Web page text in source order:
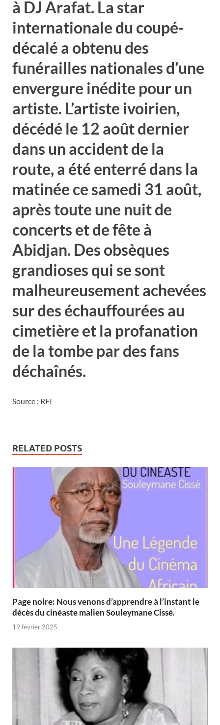
à DJ Arafat. La star
internationale du coupé-
décalé a obtenu des
funérailles nationales d’une
envergure inédite pour un
artiste. L’artiste ivoirien,
décédé le 12 août dernier
dans un accident de la
route, a été enterré dans la
matinée ce samedi 31 août,
après toute une nuit de
concerts et de fête à
Abidjan. Des obsèques
grandioses qui se sont
malheureusement achevées
sur des échauffourées au
cimetière et la profanation
de la tombe par des fans
déchaînés.
Source : RFI
RELATED POSTS
Page noire: Nous venons d’apprendre à l’instant le
décès du cinéaste malien Souleymane Cissé.
19 février 2025